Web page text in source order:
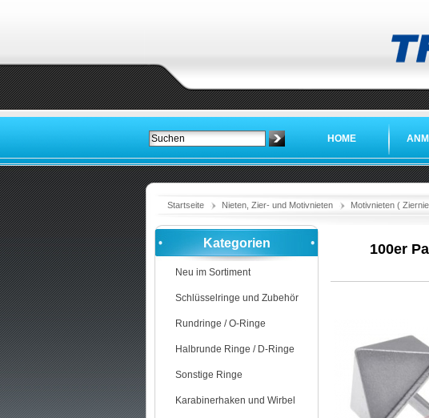
HOME
Startseite Nieten, Zier- und Motivnieten Motivnieten (
Kategorien
Neu im Sortiment
Schlüsselringe und Zubehör
Rundringe / O-Ringe
Halbrunde Ringe / D-Ringe
Sonstige Ringe
Karabinerhaken und Wirbel
100er